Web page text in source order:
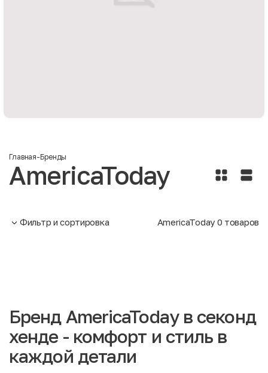
Главная-Бренды
AmericaToday
Фильтр и сортировка AmericaToday 0 товаров
Бренд AmericaToday в секонд
хенде - комфорт и стиль в
каждой детали